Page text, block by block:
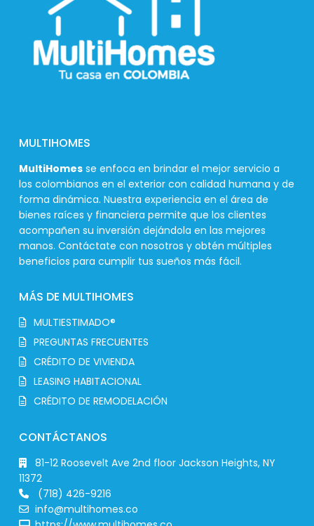
MULTIHOMES
MultiHomes se enfoca en brindar el mejor servicio a
los colombianos en el exterior con calidad humana y de
forma dinámica. Nuestra experiencia en el área de
bienes raíces y financiera permite que los clientes
acompañen su inversión dejándola en las mejores
manos. Contáctate con nosotros y obtén múltiples
beneficios para cumplir tus sueños más fácil.
MÁS DE MULTIHOMES
MULTIESTIMADO®
PREGUNTAS FRECUENTES
CRÉDITO DE VIVIENDA
LEASING HABITACIONAL
CRÉDITO DE REMODELACIÓN
CONTÁCTANOS
81-12 Roosevelt Ave 2nd floor Jackson Heights, NY
11372
(718) 426-9216
info@multihomes.co